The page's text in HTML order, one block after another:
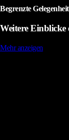
Begrenzte
Weitere Einblicke
Mehr anzeigen